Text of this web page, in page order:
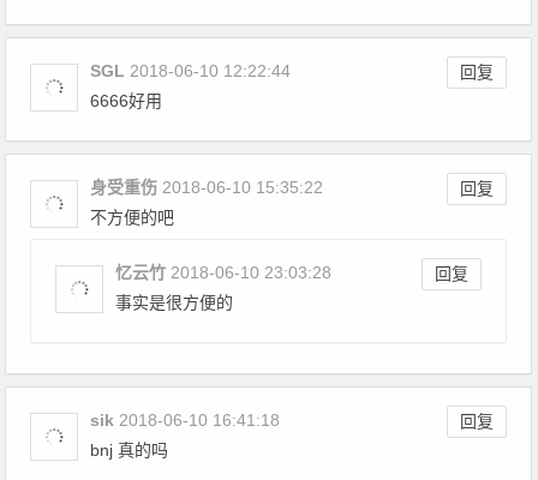
SGL 回复
2018-06-10 12:22:44
6666好用
身受重伤 回复
2018-06-10 15:35:22
不方便的吧
忆云竹 回复
2018-06-10 23:03:28
事实是很方便的
sik 回复
2018-06-10 16:41:18
bnj 真的吗